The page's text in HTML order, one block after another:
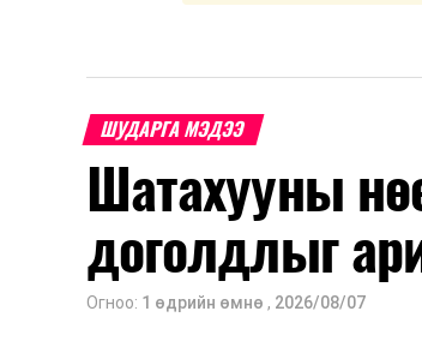
ШУДАРГА МЭДЭЭ
Шатахууны
доголдлыг
Огноо: 1 өдрийн өмнө , 2026/08/07